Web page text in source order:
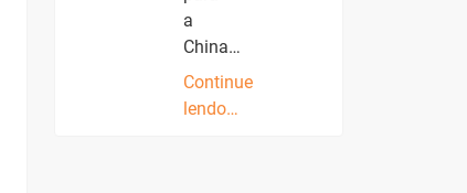
a
China…
Continue
lendo…